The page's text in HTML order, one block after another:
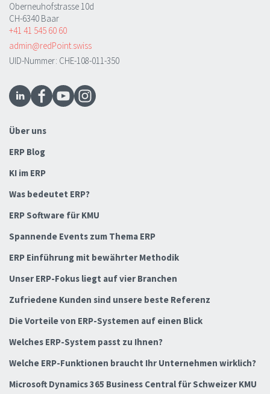
Oberneuhofstrasse 10d
CH-6340 Baar
+41 41 545 60 60
admin@redPoint.swiss
UID-Nummer: CHE-108-011-350
Über uns
ERP Blog
KI im ERP
Was bedeutet ERP?
ERP Software für KMU
Spannende Events zum Thema ERP
ERP Einführung mit bewährter Methodik
Unser ERP-Fokus liegt auf vier Branchen
Zufriedene Kunden sind unsere beste Referenz
Die Vorteile von ERP-Systemen auf einen Blick
Welches ERP-System passt zu Ihnen?
Welche ERP-Funktionen braucht Ihr Unternehmen wirklich?
Microsoft Dynamics 365 Business Central für Schweizer KMU